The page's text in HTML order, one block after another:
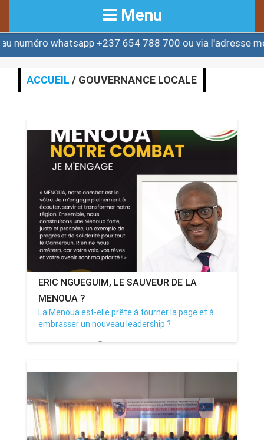
Menu
ACCUEIL
ACTUALITE
ART & CULTURE & TRADITION
ASSAINISSEMENT
BREAKING-NEWS
CAMEROUN
PLUS
whatsapp +237 654 788 700 ou via l'adresse
ACCUEIL / GOUVERNANCE LOCALE
ERIC NGUEGUIM, LE SAUVEUR DE LA
MENOUA ?
La Menoua est-elle prête à tourner la page et à
embrasser un nouveau leadership ?
24/11/25 Par MenouActu 0